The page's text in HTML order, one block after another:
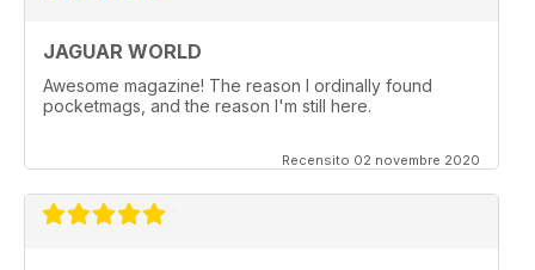
JAGUAR WORLD
Awesome magazine! The reason I ordinally found
pocketmags, and the reason I'm still here.
Recensito 02 novembre 2020